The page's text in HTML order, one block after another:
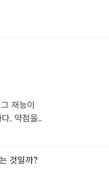
재능이
. 약점을..
것일까?